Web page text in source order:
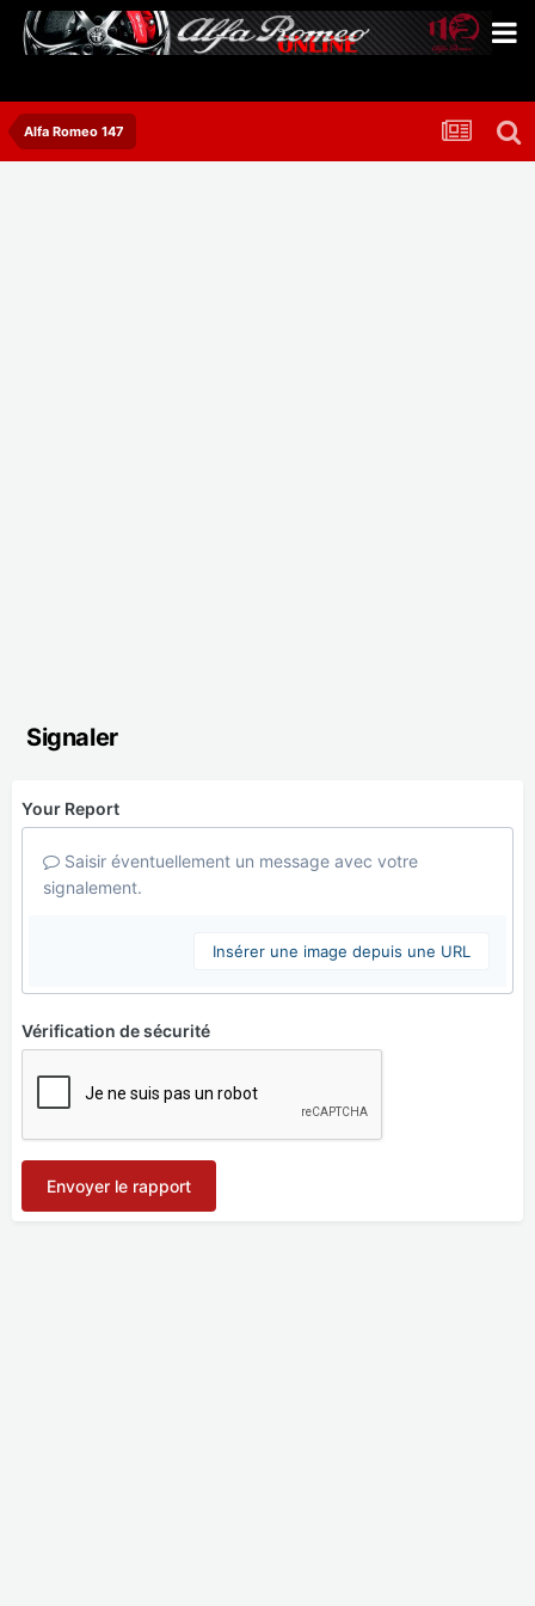
Alfa Romeo 147
Signaler
Your Report
Saisir éventuellement un message avec votre
signalement.
Insérer une image depuis une URL
Vérification de sécurité
Envoyer le rapport